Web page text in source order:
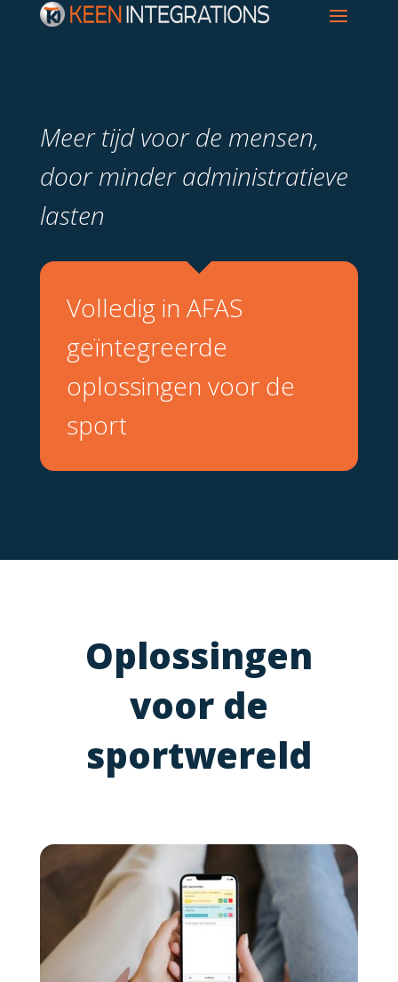
Meer tijd voor de mensen,
door minder administratieve
lasten
Volledig in AFAS
geïntegreerde
oplossingen voor de
sport
Oplossingen
voor de
sportwereld